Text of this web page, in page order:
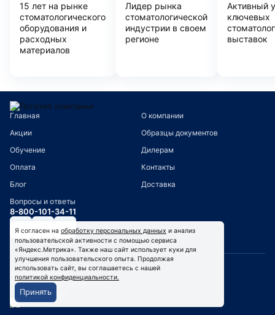
15 лет на рынке
стоматологического
оборудования и
расходных
материалов
Лидер рынка
стоматологической
индустрии в своем
регионе
Активный
ключевых
выставок
Главная
О компании
Акции
Образцы документов
Обучение
Дилерам
Оплата
Контакты
Блог
Доставка
Вопросы и ответы
8-800-101-34-11
© 2026 ВелесМед
Политика конфиденциальности
Публичная оферта
Я согласен на обработку персональных данных и анализ
пользовательской активности с помощью сервиса
«Яндекс.Метрика». Также наш сайт использует куки для
улучшения пользовательского опыта. Продолжая
использовать сайт, вы соглашаетесь с нашей
политикой конфиденциальности.
Принять